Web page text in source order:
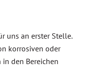
uns an erster Stelle.
korrosiven oder
den Bereichen